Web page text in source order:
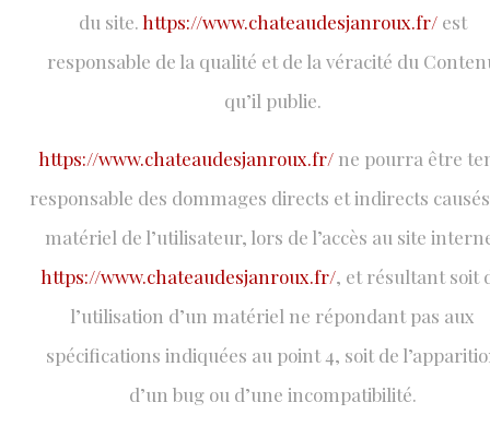
du site.https://www.chateaudesjanroux.fr/est
responsable de la qualité et de la véracité du
qu’il publie.
https://www.chateaudesjanroux.fr/ ne pourra être
responsable des dommages directs et indirects
matériel de l’utilisateur, lors de l’accès au site
https://www.chateaudesjanroux.fr/, et résultant soit
l’utilisation d’un matériel ne répondant pas aux
spécifications indiquées au point 4, soit de
d’un bug ou d’une incompatibilité.